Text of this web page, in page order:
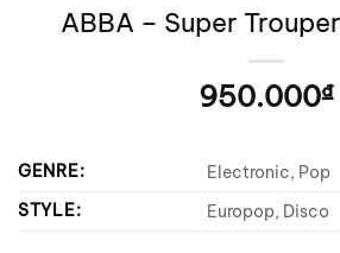
ABBA – Super
950.000₫
GENRE:
Electronic, Pop
STYLE:
Europop, Disco